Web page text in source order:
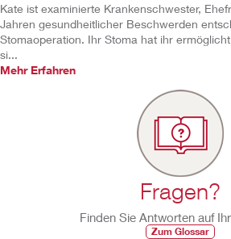
Kate ist examinierte Krankenschwester,
Jahren gesundheitlicher Beschwerden
Stomaoperation. Ihr Stoma hat ihr
si...
Mehr Erfahren
Fragen?
Finden Sie Antworten auf
Zum Glossar